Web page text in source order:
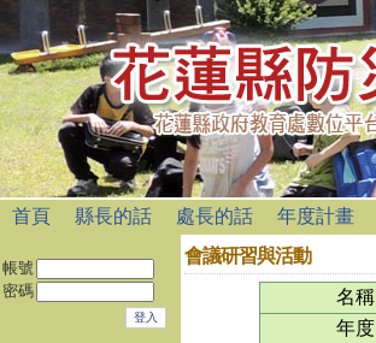
首頁 縣長的話 處長的話 年度計畫
帳號
密碼
會議研習與活動
名稱
年度